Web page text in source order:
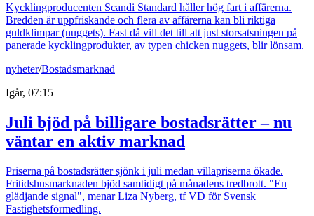
Kycklingproducenten Scandi Standard håller hög fart i affärerna.
Bredden är uppfriskande och flera av affärerna kan bli riktiga
guldklimpar (nuggets). Fast då vill det till att just storsatsningen på
panerade kycklingprodukter, av typen chicken nuggets, blir lönsam.
nyheter/Bostadsmarknad
Igår, 07:15
Juli bjöd på billigare bostadsrätter – nu
väntar en aktiv marknad
Priserna på bostadsrätter sjönk i juli medan villapriserna ökade.
Fritidshusmarknaden bjöd samtidigt på månadens tredbrott. "En
glädjande signal", menar Liza Nyberg, tf VD för Svensk
Fastighetsförmedling.